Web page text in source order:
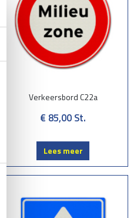
Verkeersbord C22a
€ 85,00 St.
Lees meer